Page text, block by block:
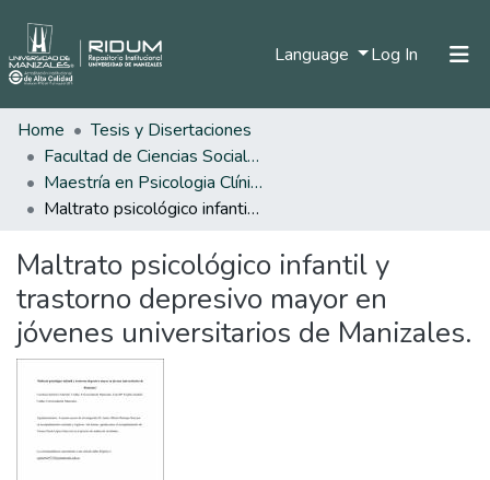
Language Log In (current)
Home
Tesis y Disertaciones
Facultad de Ciencias Sociales y Humanas
Maestría en Psicologia Clínica
Maltrato psicológico infantil y trastorno depresivo mayor en jóvenes universitarios de Manizales.
Maltrato psicológico infantil y
trastorno depresivo mayor en
jóvenes universitarios de Manizales.